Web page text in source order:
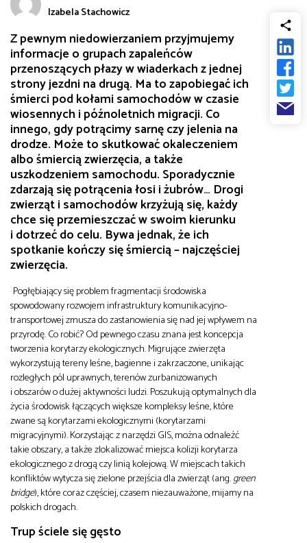
od
do
Infrastruktura i telekomunikacja
Turystyka i rekreacja
Architektura, inżynieria i budownictwo
Izabela Stachowicz
Z pewnym niedowierzaniem przyjmujemy
informacje o grupach zapaleńców
przenoszących płazy w wiaderkach z jednej
strony jezdni na drugą. Ma to zapobiegać ich
śmierci pod kołami samochodów w czasie
wiosennych i późnoletnich migracji. Co
innego, gdy potrącimy sarnę czy jelenia na
drodze. Może to skutkować okaleczeniem
albo śmiercią zwierzęcia, a także
uszkodzeniem samochodu. Sporadycznie
zdarzają się potrącenia łosi i żubrów… Drogi
zwierząt i samochodów krzyżują się, każdy
chce się przemieszczać w swoim kierunku
i dotrzeć do celu. Bywa jednak, że ich
spotkanie kończy się śmiercią – najczęściej
zwierzęcia.
Pogłębiający się problem fragmentacji środowiska
spowodowany rozwojem infrastruktury komunikacyjno-
transportowej zmusza do zastanowienia się nad jej wpływem na
przyrodę. Co robić? Od pewnego czasu znana jest koncepcja
tworzenia korytarzy ekologicznych. Migrujące zwierzęta
wykorzystują tereny leśne, bagienne i zakrzaczone, unikając
rozległych pól uprawnych, terenów zurbanizowanych
i obszarów o dużej aktywności ludzi. Poszukują optymalnych dla
życia środowisk łączących większe kompleksy leśne, które
zwane są korytarzami ekologicznymi (korytarzami
migracyjnymi). Korzystając z narzędzi GIS, można odnaleźć
takie obszary, a także zlokalizować miejsca kolizji korytarza
ekologicznego z drogą czy linią kolejową. W miejscach takich
konfliktów wytycza się zielone przejścia dla zwierząt (ang.green
bridge), które coraz częściej, czasem niezauważone, mijamy na
polskich drogach.
Trup ściele się gęsto